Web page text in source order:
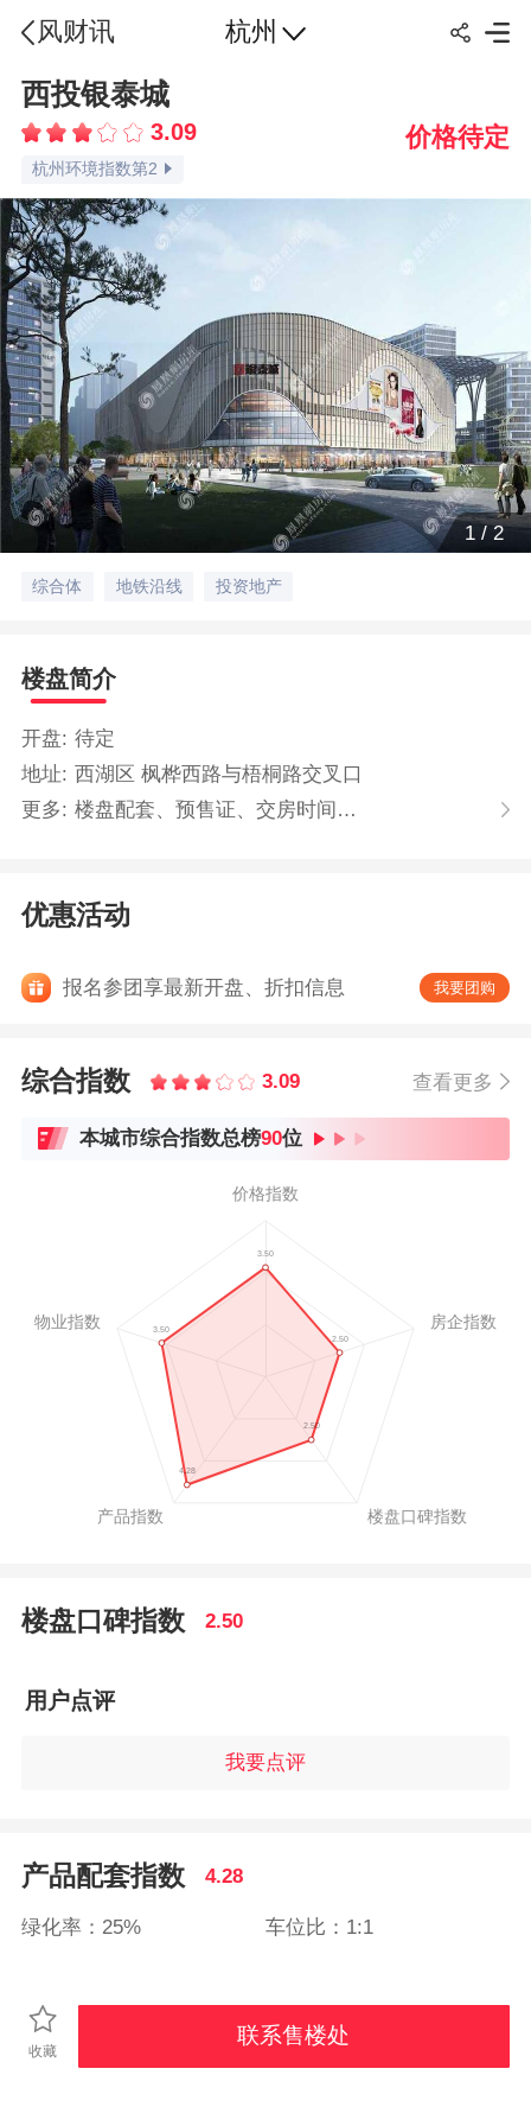
风财讯 杭州
西投银泰城
3.09
杭州交通指数第2
杭州配套指数第1
杭州环境指数第2
杭州容积率指数第2
杭州绿化率指数第2
杭州车位比指数第2
杭州楼盘点评指数第3
杭州楼盘口碑指数第3
品牌认知指数第3
价格待定
1 /2
综合体 地铁沿线 投资地产
楼盘简介
开盘: 待定
地址: 西湖区 枫桦西路与梧桐路交叉口
更多: 楼盘配套、预售证、交房时间…
优惠活动
报名参团享最新开盘、折扣信息 我要团购
综合指数 3.09 查看更多
本城市综合指数总榜90位
楼盘口碑指数 2.50
用户点评
我要点评
产品配套指数 4.28
绿化率：25% 车位比：1:1
收藏
联系售楼处